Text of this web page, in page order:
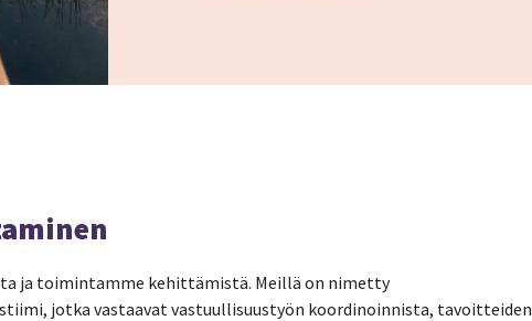
ja toimintamme kehittämistä. Meillä on nimetty
jotka vastaavat vastuullisuustyön koordinoinnista, tavoitteiden